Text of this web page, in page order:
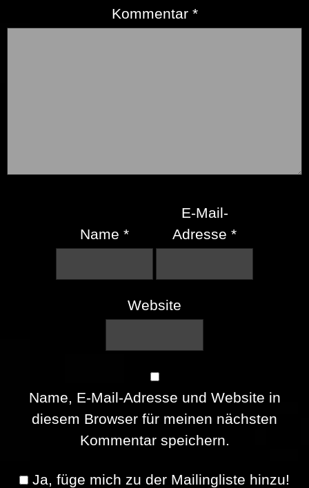
Kommentar *
Name *
E-Mail-
Adresse*
Website
Name, E-Mail-Adresse und Website in
diesem Browser für meinen nächsten
Kommentar speichern.
Ja, füge mich zu der Mailingliste hinzu!